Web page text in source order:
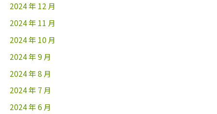
2024 年 12 月
2024 年 11 月
2024 年 10 月
2024 年 9 月
2024 年 8 月
2024 年 7 月
2024 年 6 月